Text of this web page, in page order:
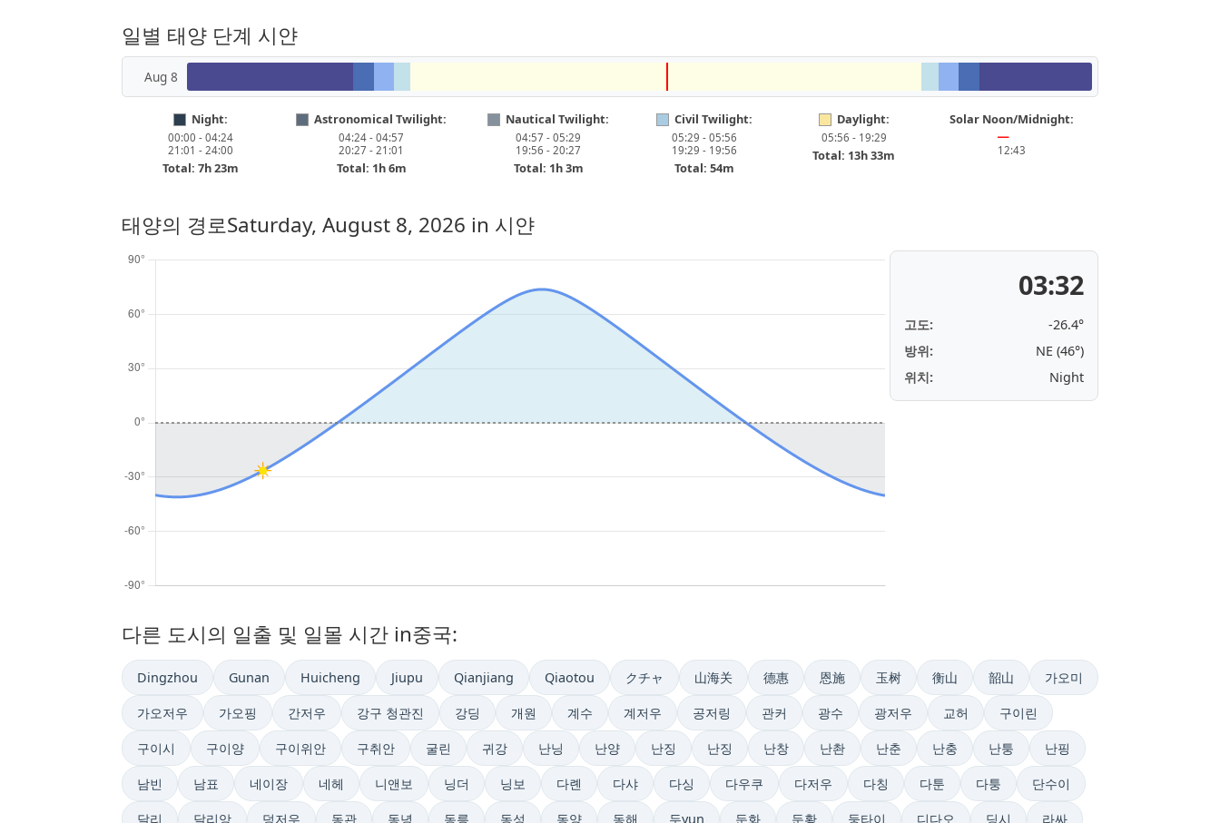
일별 태양 단계 시얀
Aug 8
Night:
00:00 - 04:24
21:01 - 24:00
Total: 7h 23m
Astronomical Twilight:
04:24 - 04:57
20:27 - 21:01
Total: 1h 6m
Nautical Twilight:
04:57 - 05:29
19:56 - 20:27
Total: 1h 3m
Civil Twilight:
05:29 - 05:56
19:29 - 19:56
Total: 54m
Daylight:
05:56 - 19:29
Total: 13h 33m
Solar Noon/Midnight:
━
12:43
태양의 경로Saturday, August 8, 2026 in 시얀
03:32
고도:
-26.4°
방위:
NE (46°)
위치:
Night
다른 도시의 일출 및 일몰 시간 in중국:
Dingzhou Gunan Huicheng Jiupu Qianjiang Qiaotou クチャ 山海关 德惠 恩施 玉树 衡山 韶山 가오미
가오저우 가오핑 간저우 강구 청관진 강딩 개원 계수 계저우 공저링 관커 광수 광저우 교허 구이린
구이시 구이양 구이위안 구취안 굴린 귀강 난닝 난양 난징 난징 난창 난촨 난춘 난충 난퉁 난핑
남빈 남표 네이장 네헤 니앤보 닝더 닝보 다롄 다샤 다싱 다우쿠 다저우 다칭 다툰 다퉁 단수이
달리 달리앙 덩저우 동관 동녕 동릉 동성 동양 동해 두yun 둔화 둔황 둥타이 디다오 딩시 라싸